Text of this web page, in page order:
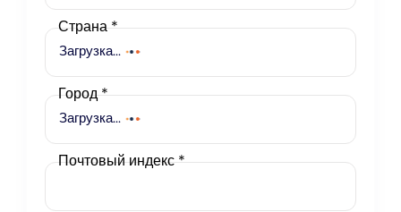
Загрузка...
Страна*
Загрузка...
Город*
Почтовый индекс *